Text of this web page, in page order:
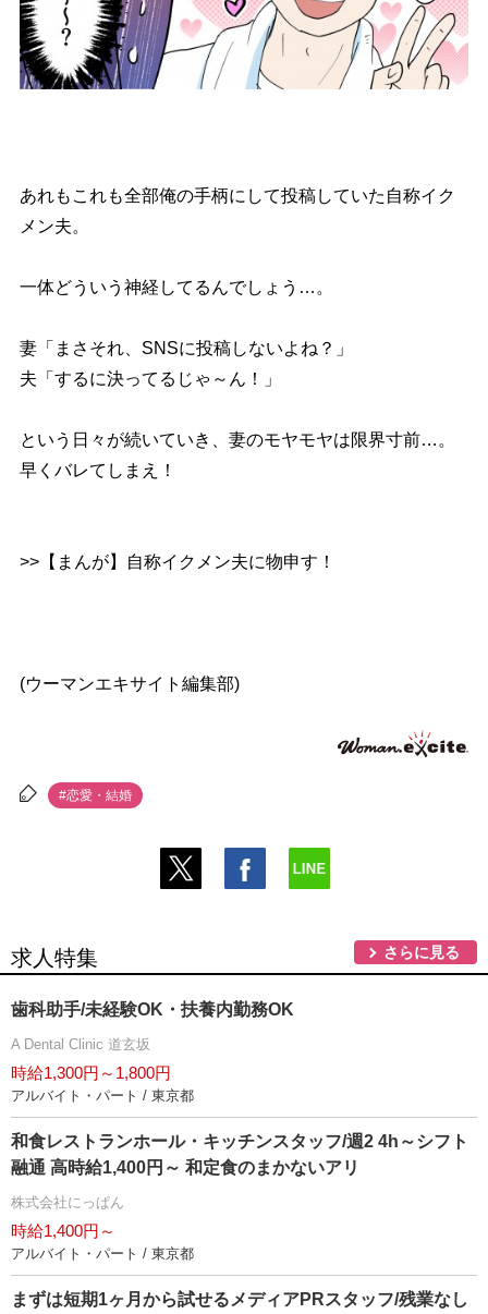
あれもこれも全部俺の手柄にして投稿していた自称イク
メン夫。
一体どういう神経してるんでしょう…。
妻「まさそれ、SNSに投稿しないよね？」
夫「するに決ってるじゃ～ん！」
という日々が続いていき、妻のモヤモヤは限界寸前…。
早くバレてしまえ！
>>【まんが】自称イクメン夫に物申す！
(ウーマンエキサイト編集部)
#恋愛・結婚
求人特集 さらに見る
歯科助手/未経験OK・扶養内勤務OK
A Dental Clinic 道玄坂
時給1,300円～1,800円
アルバイト・パート / 東京都
和食レストランホール・キッチンスタッフ/週2 4h～シフト
融通 高時給1,400円～ 和定食のまかないアリ
株式会社にっぱん
時給1,400円～
アルバイト・パート / 東京都
まずは短期1ヶ月から試せるメディアPRスタッフ/残業なし